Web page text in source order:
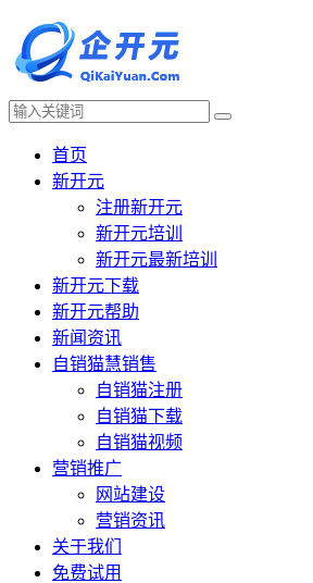
首页
新开元
注册新开元
新开元培训
新开元最新培训
新开元下载
新开元帮助
新闻资讯
自销猫慧销售
自销猫注册
自销猫下载
自销猫视频
营销推广
网站建设
营销资讯
关于我们
免费试用